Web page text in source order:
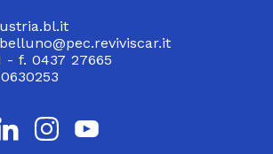
- f. 0437 27665